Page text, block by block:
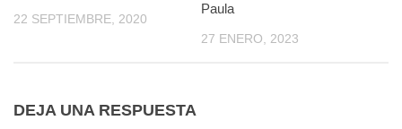
22 SEPTIEMBRE, 2020
Paula
27 ENERO, 2023
DEJA UNA RESPUESTA